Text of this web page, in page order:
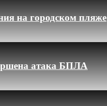
на городском пляже
атака БПЛА